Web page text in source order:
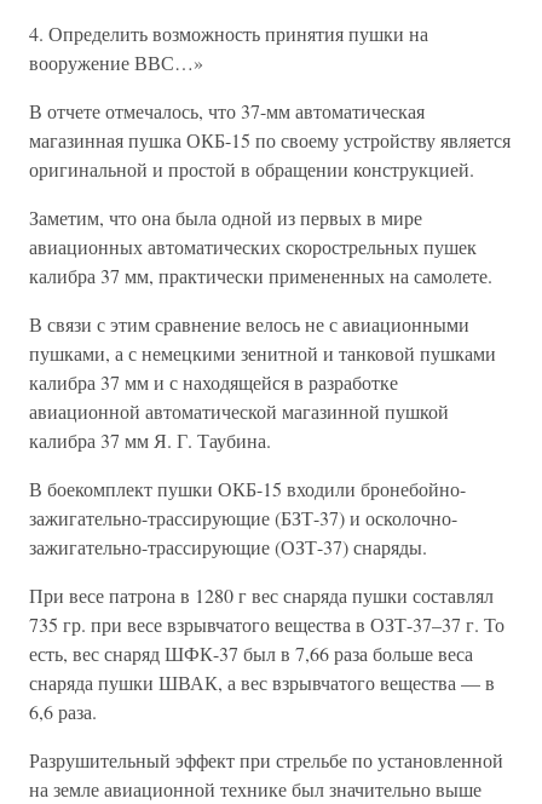
4. Определить возможность принятия пушки на
вооружение ВВС…»
В отчете отмечалось, что 37-мм автоматическая
магазинная пушка ОКБ-15 по своему устройству является
оригинальной и простой в обращении конструкцией.
Заметим, что она была одной из первых в мире
авиационных автоматических скорострельных пушек
калибра 37 мм, практически примененных на самолете.
В связи с этим сравнение велось не с авиационными
пушками, а с немецкими зенитной и танковой пушками
калибра 37 мм и с находящейся в разработке
авиационной автоматической магазинной пушкой
калибра 37 мм Я. Г. Таубина.
В боекомплект пушки ОКБ-15 входили бронебойно-
зажигательно-трассирующие (БЗТ-37) и осколочно-
зажигательно-трассирующие (ОЗТ-37) снаряды.
При весе патрона в 1280 г вес снаряда пушки составлял
735 гр. при весе взрывчатого вещества в ОЗТ-37–37 г. То
есть, вес снаряд ШФК-37 был в 7,66 раза больше веса
снаряда пушки ШВАК, а вес взрывчатого вещества — в
6,6 раза.
Разрушительный эффект при стрельбе по установленной
на земле авиационной технике был значительно выше